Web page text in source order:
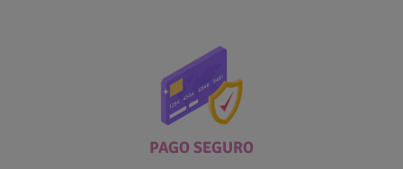
PAGO SEGURO